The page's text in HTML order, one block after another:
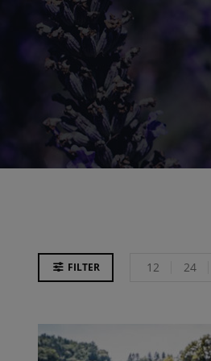
Küche
25 products
FILTER 12 24